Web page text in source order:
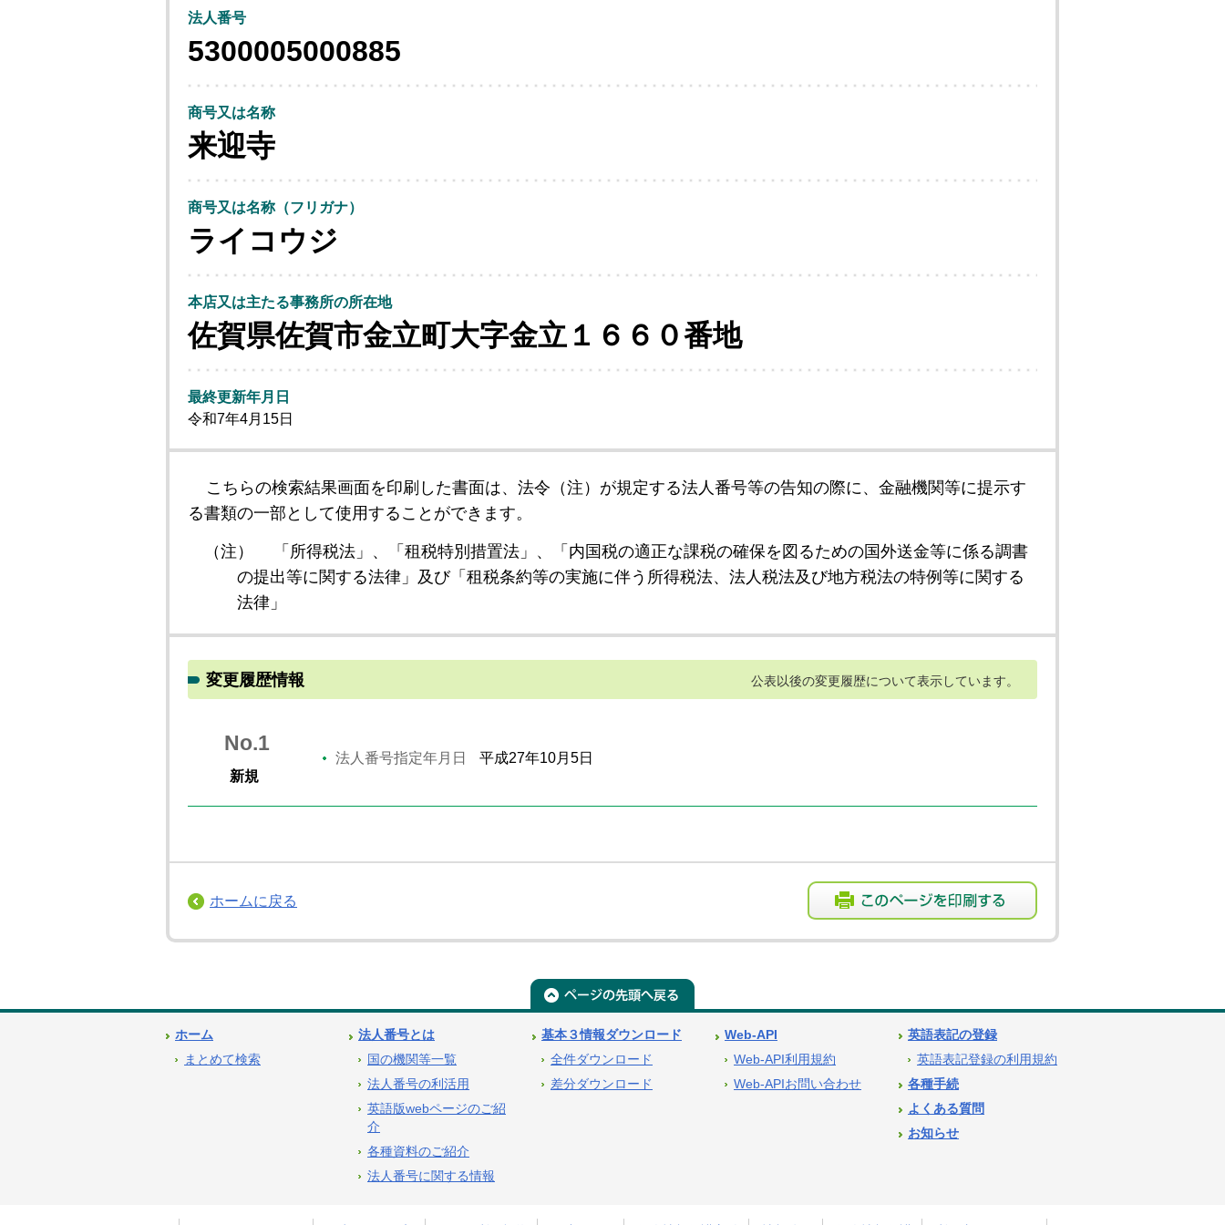
法人番号
5300005000885
商号又は名称
来迎寺
商号又は名称（フリガナ）
ライコウジ
本店又は主たる事務所の所在地
佐賀県佐賀市金立町大字金立１６６０番地
最終更新年月日
令和7年4月15日
こちらの検索結果画面を印刷した書面は、法令（注）が規定する法人番号等の告知の際に、金融機関等に提示す
る書類の一部として使用することができます。
（注）
「所得税法」、「租税特別措置法」、「内国税の適正な課税の確保を図るための国外送金等に係る調書
の提出等に関する法律」及び「租税条約等の実施に伴う所得税法、法人税法及び地方税法の特例等に関する
法律」
変更履歴情報 公表以後の変更履歴について表示しています。
No.1
新規
法人番号指定年月日 平成27年10月5日
ホームに戻る
ホーム
まとめて検索
法人番号とは
国の機関等一覧
法人番号の利活用
英語版webページのご紹
介
各種資料のご紹介
法人番号に関する情報
基本３情報ダウンロード
全件ダウンロード
差分ダウンロード
Web-API
Web-API利用規約
Web-APIお問い合わせ
英語表記の登録
英語表記登録の利用規約
各種手続
よくある質問
お知らせ